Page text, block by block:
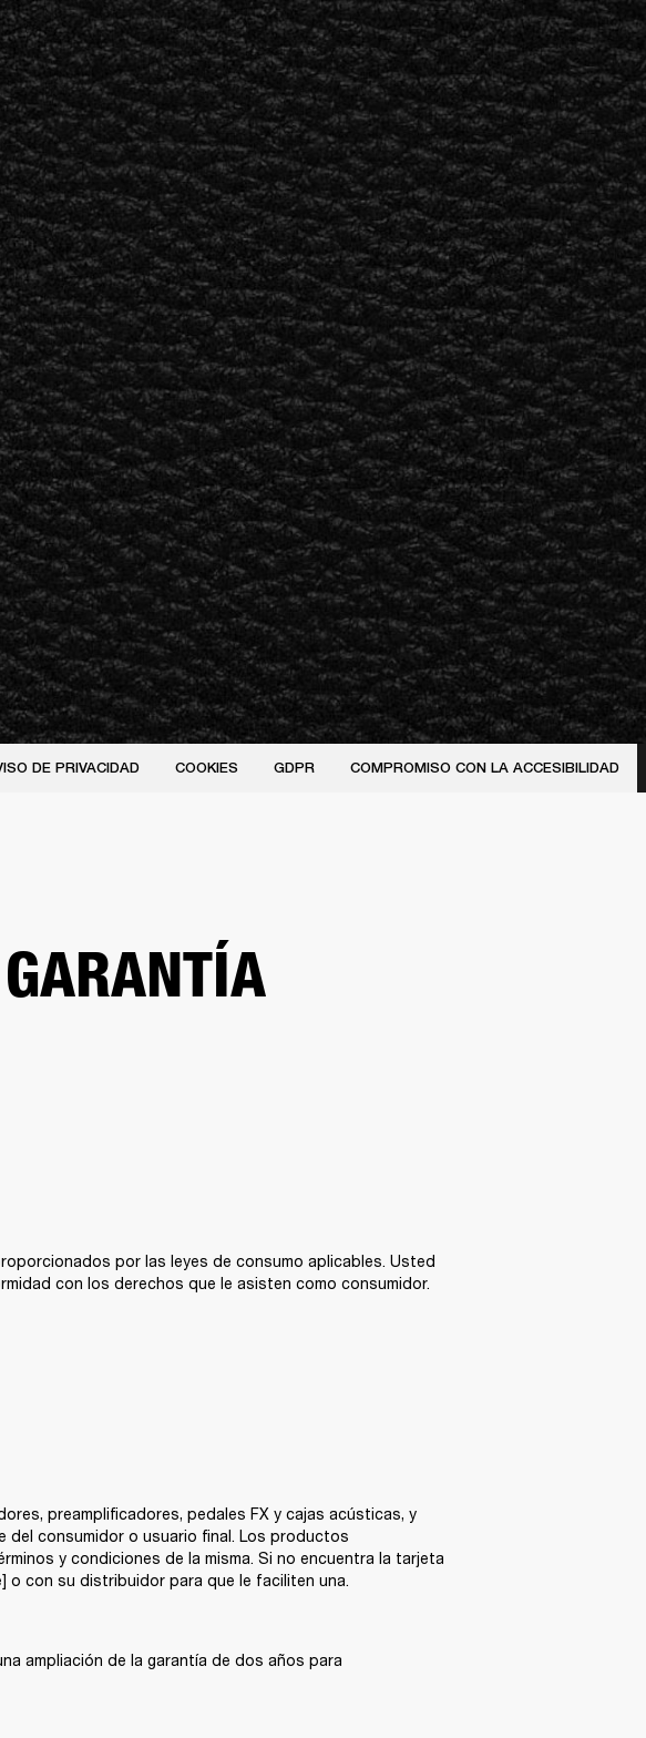
ENCUENTRA UN DISTRIBUIDOR OUTLET
RECORDSSOPORTE
DE PRIVACIDAD COOKIES GDPR COMPROMISO CON LA ACCESIBILIDAD
por las leyes de consumo aplicables. Usted
con los derechos que le asisten como consumidor.
preamplificadores, pedales FX y cajas acústicas, y
del consumidor o usuario final. Los productos
y condiciones de la misma. Si no encuentra la tarjeta
o con su distribuidor para que le faciliten una.
ampliación de la garantía de dos años para